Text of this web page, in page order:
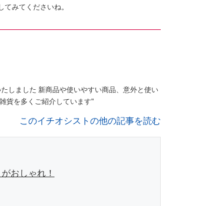
みてくださいね。
、意外と使い
プルやモノトーンの雑貨を多くご紹介しています"
このイチオシストの他の記事を読む
おしゃれ！